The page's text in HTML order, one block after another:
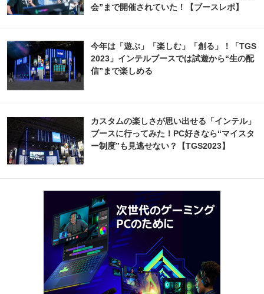
会”まで開催されていた！【ブースレポ】
今年は「遊ぶ」「楽しむ」「創る」！「TGS
2023」インテルブースでは試遊から“生の配
信”まで楽しめる
カスタムの楽しさが思い出せる「インテル」
ブースに行ってみた！PC好きなら“マイスタ
ー制度”も見逃せない？【TGS2023】